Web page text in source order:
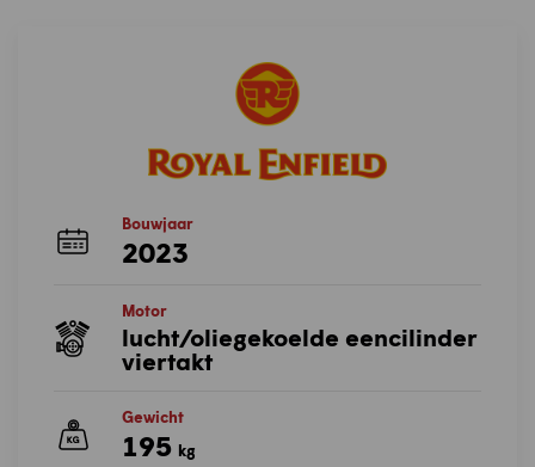
Bouwjaar
2023
Motor
lucht/oliegekoelde eencilinder
viertakt
Gewicht
195 kg